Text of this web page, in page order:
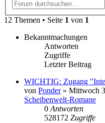
12 Themen • Seite 1 von 1
Bekanntmachungen
Antworten
Zugriffe
Letzter Beitrag
WICHTIG: Zugang
von Ponder» Mittwoch
Scheibenwelt-Romane
0 Antworten
528172 Zugriffe